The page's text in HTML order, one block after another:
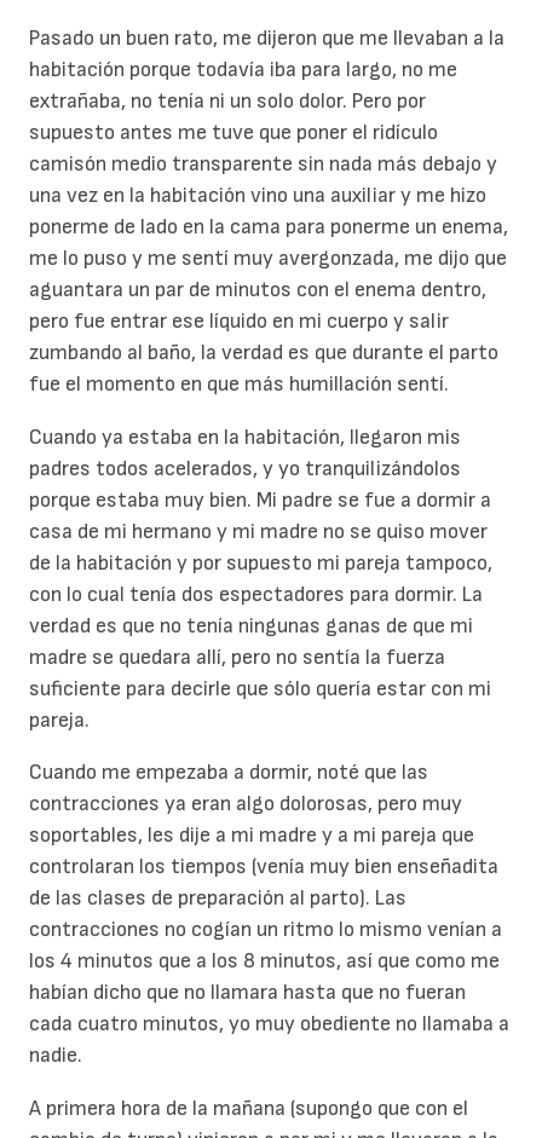
Pasado un buen rato, me dijeron que me llevaban a la
habitación porque todavía iba para largo, no me
extrañaba, no tenía ni un solo dolor. Pero por
supuesto antes me tuve que poner el ridículo
camisón medio transparente sin nada más debajo y
una vez en la habitación vino una auxiliar y me hizo
ponerme de lado en la cama para ponerme un enema,
me lo puso y me sentí muy avergonzada, me dijo que
aguantara un par de minutos con el enema dentro,
pero fue entrar ese líquido en mi cuerpo y salir
zumbando al baño, la verdad es que durante el parto
fue el momento en que más humillación sentí.
Cuando ya estaba en la habitación, llegaron mis
padres todos acelerados, y yo tranquilizándolos
porque estaba muy bien. Mi padre se fue a dormir a
casa de mi hermano y mi madre no se quiso mover
de la habitación y por supuesto mi pareja tampoco,
con lo cual tenía dos espectadores para dormir. La
verdad es que no tenía ningunas ganas de que mi
madre se quedara allí, pero no sentía la fuerza
suficiente para decirle que sólo quería estar con mi
pareja.
Cuando me empezaba a dormir, noté que las
contracciones ya eran algo dolorosas, pero muy
soportables, les dije a mi madre y a mi pareja que
controlaran los tiempos (venía muy bien enseñadita
de las clases de preparación al parto). Las
contracciones no cogían un ritmo lo mismo venían a
los 4 minutos que a los 8 minutos, así que como me
habían dicho que no llamara hasta que no fueran
cada cuatro minutos, yo muy obediente no llamaba a
nadie.
A primera hora de la mañana (supongo que con el